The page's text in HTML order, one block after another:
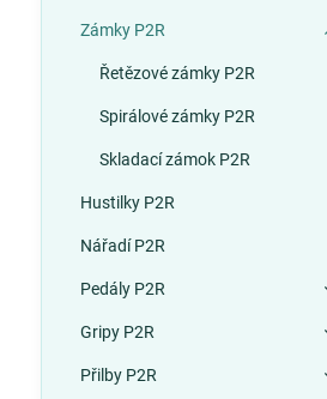
Zámky P2R
Řetězové zámky P2R
Spirálové zámky P2R
Skladací zámok P2R
Hustilky P2R
Nářadí P2R
Pedály P2R
Gripy P2R
Přilby P2R